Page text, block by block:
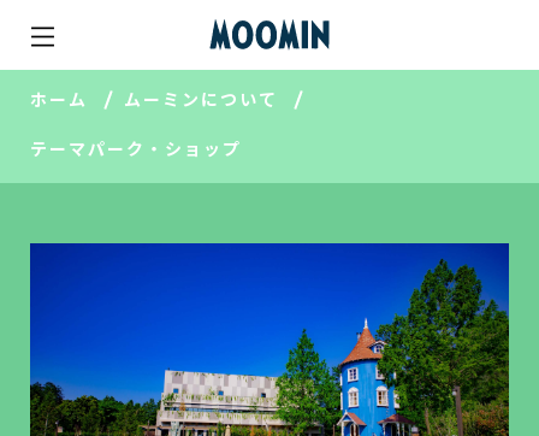
ホーム ムーミンについて
テーマパーク・ショップ